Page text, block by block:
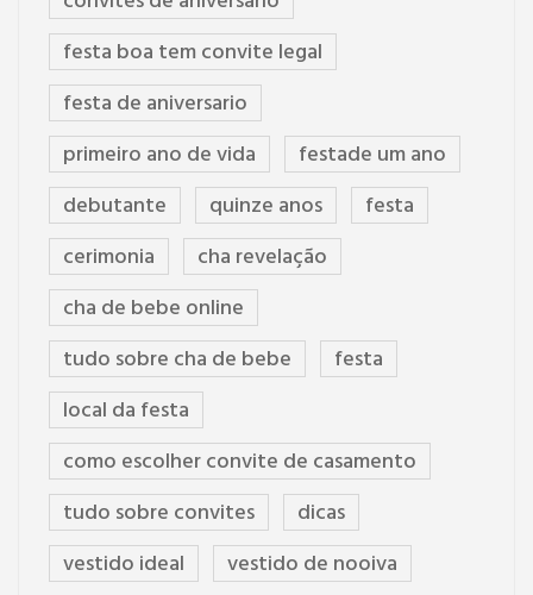
festa boa tem convite legal
festa de aniversario
primeiro ano de vida
festade um ano
debutante
quinze anos
festa
cerimonia
cha revelação
cha de bebe online
tudo sobre cha de bebe
festa
local da festa
como escolher convite de casamento
tudo sobre convites
dicas
vestido ideal
vestido de nooiva